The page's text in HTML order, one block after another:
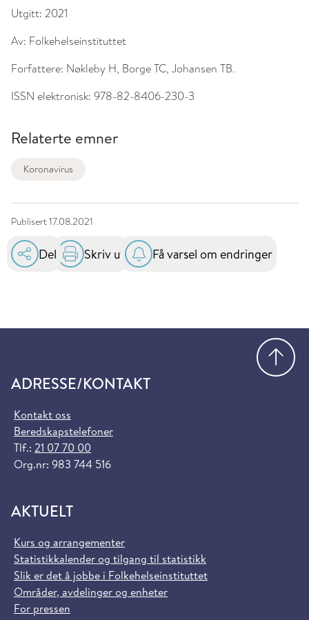
Utgitt: 2021
Av: Folkehelseinstituttet
Forfattere: Nøkleby H, Borge TC, Johansen TB.
ISSN elektronisk: 978-82-8406-230-3
Relaterte emner
Koronavirus
Publisert17.08.2021
Del Skriv ut Få varsel om endringer
ADRESSE/KONTAKT
Kontakt oss
Beredskapstelefoner
Tlf.: 21 07 70 00
Org.nr: 983 744 516
AKTUELT
Kurs og arrangementer
Statistikkalender og tilgang til statistikk
Slik er det å jobbe i Folkehelseinstituttet
Områder, avdelinger og enheter
For pressen